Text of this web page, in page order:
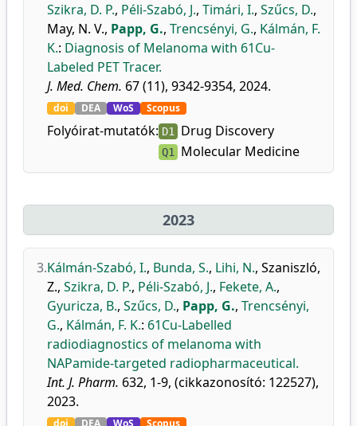
Szikra, D. P., Péli-Szabó, J., Timári, I., Szűcs, D.,
May, N. V., Papp, G., Trencsényi, G., Kálmán, F.
K.: Diagnosis of Melanoma with 61Cu-
Labeled PET Tracer.
J. Med. Chem. 67 (11), 9342-9354, 2024.
doi DEA WoS Scopus
Folyóirat-mutatók: D1 Drug Discovery
Q1 Molecular Medicine
2023
3.Kálmán-Szabó, I., Bunda, S., Lihi, N., Szaniszló,
Z., Szikra, D. P., Péli-Szabó, J., Fekete, A.,
Gyuricza, B., Szűcs, D., Papp, G., Trencsényi,
G., Kálmán, F. K.: 61Cu-Labelled
radiodiagnostics of melanoma with
NAPamide-targeted radiopharmaceutical.
Int. J. Pharm. 632, 1-9, (cikkazonosító: 122527),
2023.
doi DEA WoS Scopus